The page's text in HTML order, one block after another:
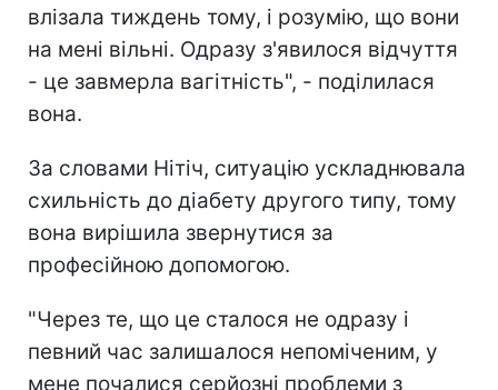
влізала тиждень тому, і розумію, що вони
на мені вільні. Одразу з'явилося відчуття
- це завмерла вагітність", - поділилася
вона.
За словами Нітіч, ситуацію ускладнювала
схильність до діабету другого типу, тому
вона вирішила звернутися за
професійною допомогою.
"Через те, що це сталося не одразу і
певний час залишалося непоміченим, у
мене почалися серйозні проблеми з